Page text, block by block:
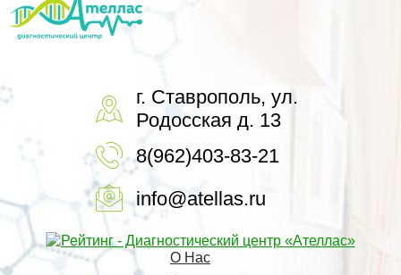
г. Ставрополь, ул.
Родосская д. 13
8(962)403-83-21
info@atellas.ru
О Нас